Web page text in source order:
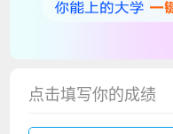
点击填写你的成绩